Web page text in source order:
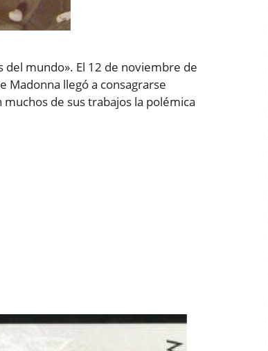
del mundo». El 12 de noviembre de
Madonna llegó a consagrarse
de sus trabajos la polémica